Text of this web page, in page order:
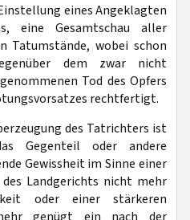
eines Angeklagten
eine Gesamtschau aller
Tatumstände, wobei schon
dem zwar nicht
Tod des Opfers
rechtfertigt.
des Tatrichters ist
Gegenteil oder andere
Gewissheit im Sinne einer
Landgerichts nicht mehr
oder einer stärkeren